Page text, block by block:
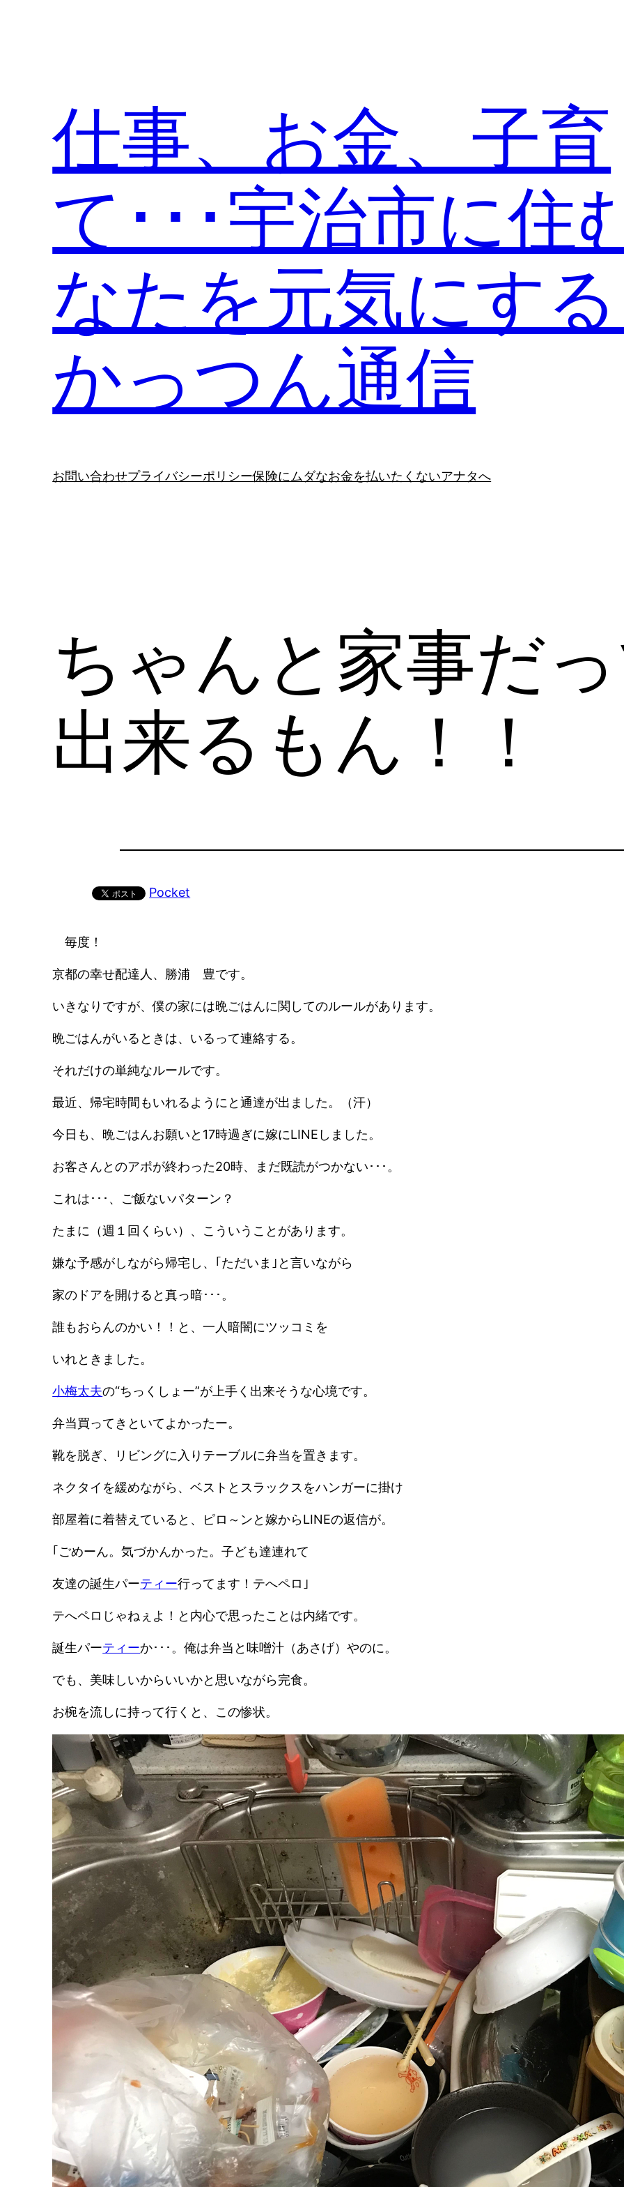
仕事、お金、子育
て･･･宇治市に住
なたを元気に
かっつん通信
お問い合わせプライバシーポリシー保険にムダなお金を払いたくないアナタへ
ちゃんと家事だ
出来るもん！！
Pocket
毎度！
京都の幸せ配達人、勝浦 豊です。
いきなりですが、僕の家には晩ごはんに関してのルールがあります。
晩ごはんがいるときは、いるって連絡する。
それだけの単純なルールです。
最近、帰宅時間もいれるようにと通達が出ました。（汗）
今日も、晩ごはんお願いと17時過ぎに嫁にLINEしました。
お客さんとのアポが終わった20時、まだ既読がつかない･･･。
これは･･･、ご飯ないパターン？
たまに（週１回くらい）、こういうことがあります。
嫌な予感がしながら帰宅し、｢ただいま｣と言いながら
家のドアを開けると真っ暗･･･。
誰もおらんのかい！！と、一人暗闇にツッコミを
いれときました。
小梅太夫の“ちっくしょー”が上手く出来そうな心境です。
弁当買ってきといてよかったー。
靴を脱ぎ、リビングに入りテーブルに弁当を置きます。
ネクタイを緩めながら、ベストとスラックスをハンガーに掛け
部屋着に着替えていると、ピロ～ンと嫁からLINEの返信が。
｢ごめーん。気づかんかった。子ども達連れて
友達の誕生パーティー行ってます！テへペロ｣
テへペロじゃねぇよ！と内心で思ったことは内緒です。
誕生パーティーか･･･。俺は弁当と味噌汁（あさげ）やのに。
でも、美味しいからいいかと思いながら完食。
お椀を流しに持って行くと、この惨状。